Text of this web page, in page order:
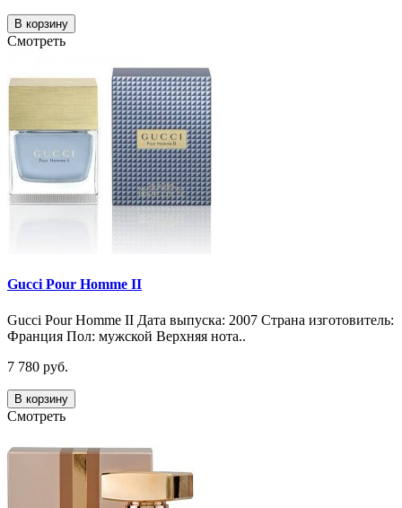
В корзину
Смотреть
Gucci Pour Homme II
Gucci Pour Homme II Дата выпуска: 2007 Страна изготовитель:
Франция Пол: мужской Верхняя нота..
7 780 руб.
В корзину
Смотреть